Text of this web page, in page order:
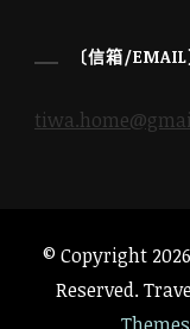
字:
〔信箱/EMAIL
© Copyright 2026
Reserved.
Themes